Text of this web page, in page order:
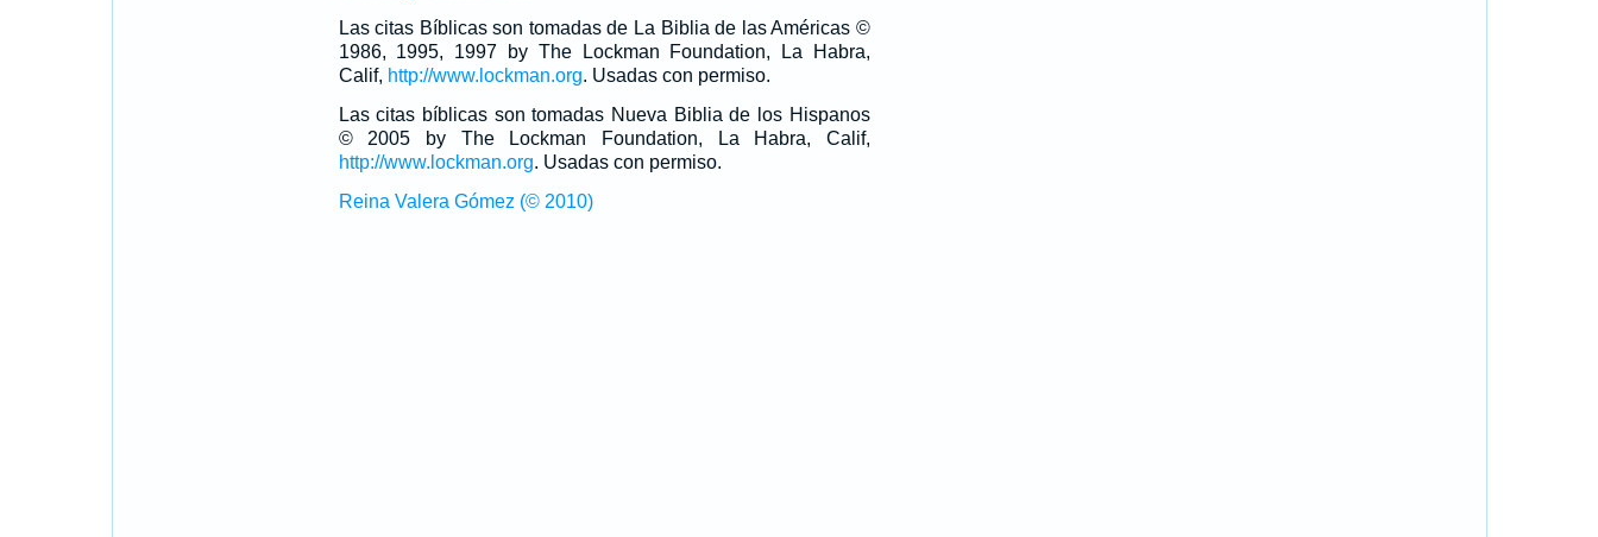
Las citas Bíblicas son tomadas de La Biblia de las Américas ©
1986, 1995, 1997 by The Lockman Foundation, La Habra,
Calif, http://www.lockman.org. Usadas con permiso.
Las citas bíblicas son tomadas Nueva Biblia de los Hispanos
© 2005 by The Lockman Foundation, La Habra, Calif,
http://www.lockman.org. Usadas con permiso.
Reina Valera Gómez (© 2010)